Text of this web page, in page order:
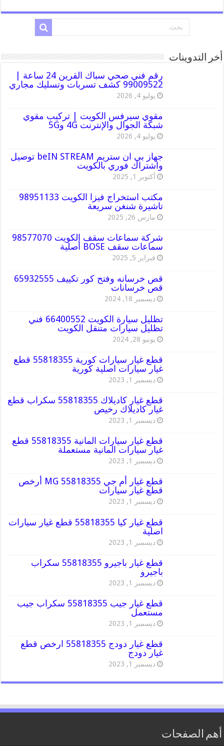
أخر التدوينات
رقم فني صحي سباك القرين 24 ساعة |
99009522 كشف تسربات وتسليك مجاري
يوليو 4, 2026
مقوي سيرفس الكويت | تركيب مقوي
شبكة الجوال والإنترنت 4G و5G
يوليو 4, 2026
جهاز بي ان ستريم beIN STREAM توصيل
واشتراك فوري بالكويت
أكتوبر 1, 2025
مكتب استخراج فيزا الكويت 98951133
تاشيرة شنغن سريعة
مارس 26, 2025
شركة سماعات سقف الكويت 98577070
سماعات سقف BOSE أصلية
فبراير 5, 2025
قص خرسانه وفتح كور تكييف 65932555
قص خرسانات
ديسمبر 18, 2024
تظليل سيارة الكويت 66400552 فني
تظليل سيارات متنقل الكويت
يونيو 28, 2024
قطع غيار سيارات كورية 55818355 قطع
غيار سيارات اصلية كورية
ديسمبر 1, 2023
قطع غيار كاديلاك 55818355 سكراب قطع
غيار كاديلاك رخيص
ديسمبر 1, 2023
قطع غيار سيارات المانية 55818355 قطع
غيار سيارات المانية مستعملة
ديسمبر 1, 2023
قطع غيار أم جي MG 55818355 أرخص
قطع غيار سيارات
ديسمبر 1, 2023
قطع غيار كيا 55818355 قطع غيار سيارات
اصلية
ديسمبر 1, 2023
قطع غيار باجيرو 55818355 سكراب
باجيرو
ديسمبر 1, 2023
قطع غيار جيب 55818355 سكراب جيب
مستعمل
ديسمبر 1, 2023
قطع غيار دودج 55818355 ارخص قطع
غيار دودج
ديسمبر 1, 2023
أهم الصفحات